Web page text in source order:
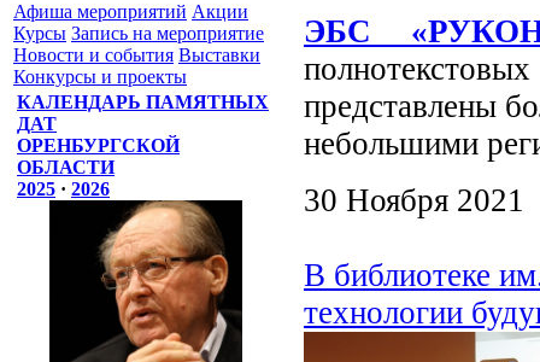
Афиша мероприятий Акции
Курсы Запись на мероприятие
Новости и события Выставки
Конкурсы и проекты
КАЛЕНДАРЬ ПАМЯТНЫХ
ДАТ
ОРЕНБУРГСКОЙ
ОБЛАСТИ
2025 · 2026
ЭБС
представлены
небольшими
30 Ноября 2021
В библиотеке
технологии